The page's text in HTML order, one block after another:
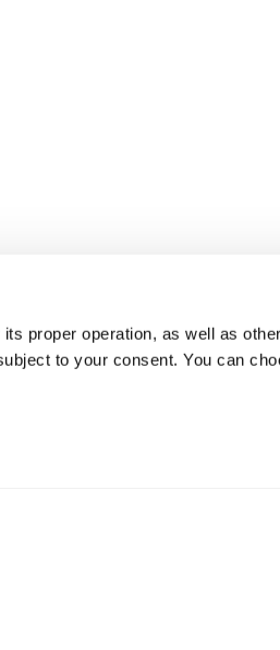
proper operation, as well as
to your consent. You can